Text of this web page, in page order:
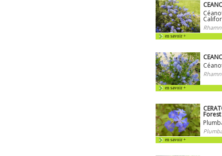
en savoir +
en savoir +
en savoir +